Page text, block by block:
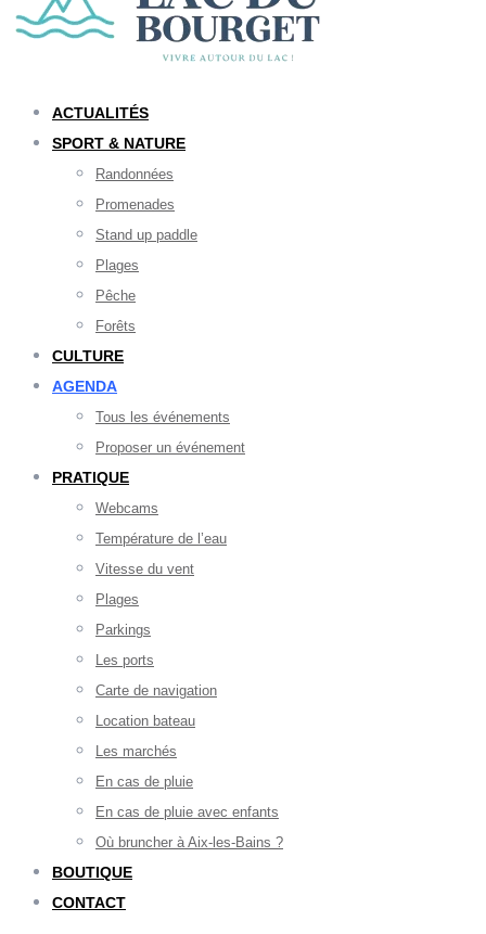
ACTUALITÉS
SPORT & NATURE
Randonnées
Promenades
Stand up paddle
Plages
Pêche
Forêts
CULTURE
AGENDA
Tous les événements
Proposer un événement
PRATIQUE
Webcams
Température de l’eau
Vitesse du vent
Plages
Parkings
Les ports
Carte de navigation
Location bateau
Les marchés
En cas de pluie
En cas de pluie avec enfants
Où bruncher à Aix-les-Bains ?
BOUTIQUE
CONTACT